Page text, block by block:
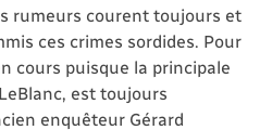
rumeurs courent toujours et
ces crimes sordides. Pour
cours puisque la principale
est toujours
enquêteur Gérard